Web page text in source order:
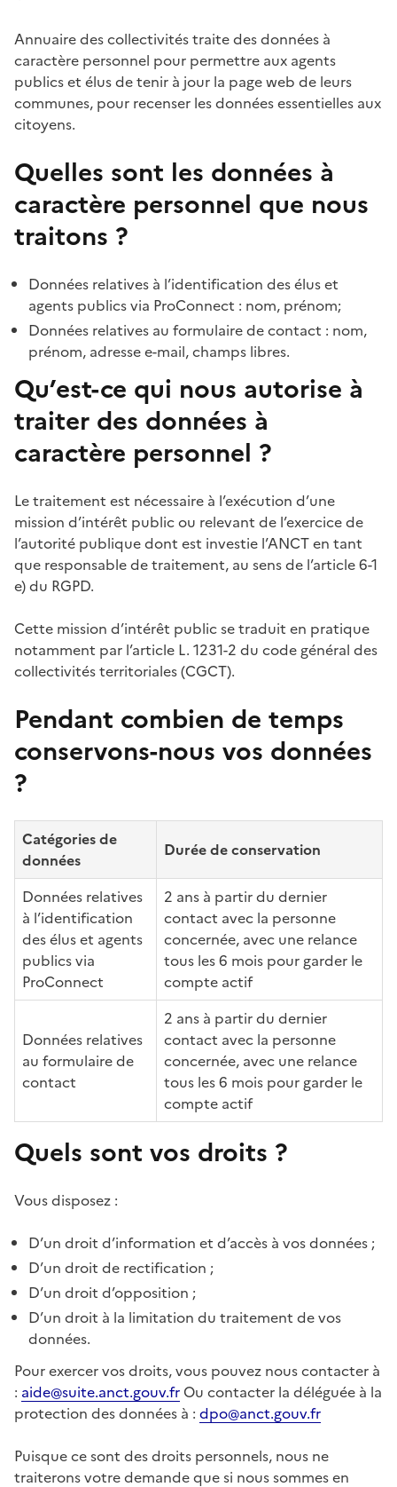
Annuaire des collectivités traite des données à
caractère personnel pour permettre aux agents
publics et élus de tenir à jour la page web de leurs
communes, pour recenser les données essentielles aux
citoyens.
Quelles sont les données à
caractère personnel que nous
traitons ?
Données relatives à l’identification des élus et
agents publics via ProConnect : nom, prénom;
Données relatives au formulaire de contact : nom,
prénom, adresse e-mail, champs libres.
Qu’est-ce qui nous autorise à
traiter des données à
caractère personnel ?
Le traitement est nécessaire à l’exécution d’une
mission d’intérêt public ou relevant de l’exercice de
l’autorité publique dont est investie l’ANCT en tant
que responsable de traitement, au sens de l’article 6-1
e) du RGPD.
Cette mission d’intérêt public se traduit en pratique
notamment par l’article L. 1231-2 du code général des
collectivités territoriales (CGCT).
Pendant combien de temps
conservons-nous vos données
?
Catégories de
données
Durée de conservation
Données relatives
à l’identification
des élus et agents
publics via
ProConnect
2 ans à partir du dernier
contact avec la personne
concernée, avec une relance
tous les 6 mois pour garder le
compte actif
Données relatives
au formulaire de
contact
2 ans à partir du dernier
contact avec la personne
concernée, avec une relance
tous les 6 mois pour garder le
compte actif
Quels sont vos droits ?
Vous disposez :
D’un droit d’information et d’accès à vos données ;
D’un droit de rectification ;
D’un droit d’opposition ;
D’un droit à la limitation du traitement de vos
données.
Pour exercer vos droits, vous pouvez nous contacter à
: aide@suite.anct.gouv.fr Ou contacter la déléguée à la
protection des données à : dpo@anct.gouv.fr
Puisque ce sont des droits personnels, nous ne
traiterons votre demande que si nous sommes en